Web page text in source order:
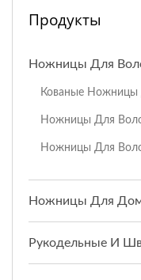
Продукты
Ножницы Для
Кованые Ножницы
Ножницы Для
Ножницы Для
Ножницы Для
Рукодельные И